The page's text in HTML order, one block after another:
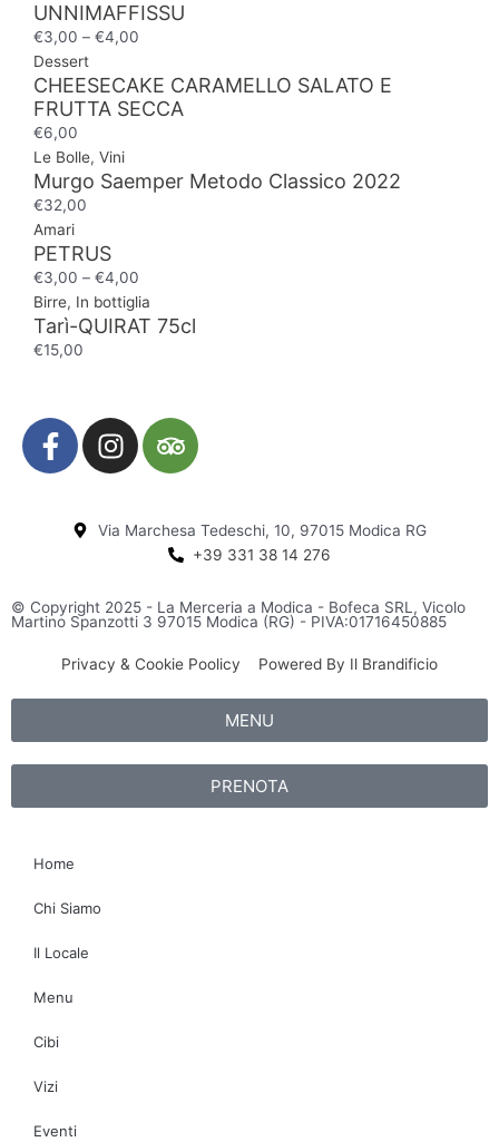
UNNIMAFFISSU
€3,00 – €4,00
Dessert
CHEESECAKE CARAMELLO SALATO E
FRUTTA SECCA
€6,00
Le Bolle, Vini
Murgo Saemper Metodo Classico 2022
€32,00
Amari
PETRUS
€3,00 – €4,00
Birre, In bottiglia
Tarì-QUIRAT 75cl
€15,00
F
a
o
k
I
n
a
r
a
m
T
r
a
d
v
i
s
o
r
Via Marchesa Tedeschi, 10, 97015 Modica RG
+39 331 38 14 276
© Copyright 2025 - La Merceria a Modica - Bofeca SRL, Vicolo
Martino Spanzotti 3 97015 Modica (RG) - PIVA:01716450885
Privacy & Cookie Poolicy Powered By Il Brandificio
MENU
PRENOTA
Home
Chi Siamo
Il Locale
Menu
Cibi
Vizi
Eventi